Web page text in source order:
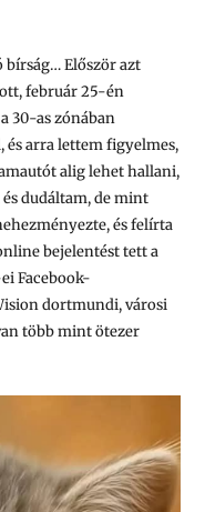
Először azt
február 25-én
30-as zónában
arra lettem figyelmes,
alig lehet hallani,
dudáltam, de mint
és felírta
bejelentést tett a
Facebook-
dortmundi, városi
több mint ötezer